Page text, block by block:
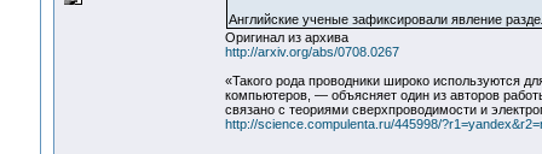
Английские ученые зафиксировали явление
Оригинал из архива
http://arxiv.org/abs/0708.0267
«Такого рода проводники широко используются
компьютеров, — объясняет один из авторов
связано с теориями сверхпроводимости и
http://science.compulenta.ru/445998/